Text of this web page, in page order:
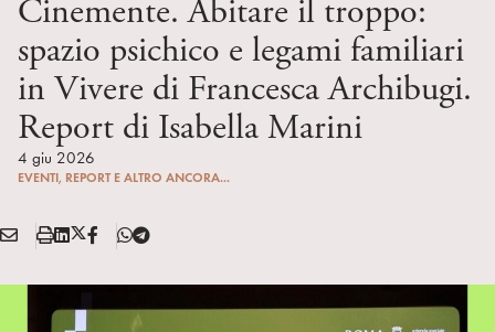
Cinemente. Abitare il troppo:
spazio psichico e legami familiari
in Vivere di Francesca Archibugi.
Report di Isabella Marini
4 giu 2026
EVENTI, REPORT E ALTRO ANCORA...
Condividi:
E
A
S
a
L
n
k
X
T
w
F
T
l
e